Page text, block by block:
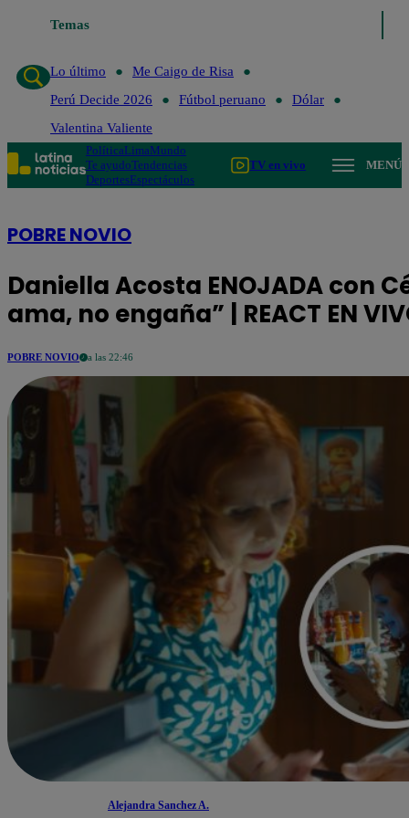
Temas
Lo último Me Caigo de Risa
Lo último
Me Caigo de Risa
Perú Decide 2026
Fútbol peruano
Dólar
Valentina Valiente
PolíticaLimaMundo
Te ayudoTendencias
DeportesEspectáculos
TV en vivo MENÚ
POBRE NOVIO
Daniella Acosta ENOJADA con
ama, no engaña” | REACT EN
POBRE NOVIO a las 22:46
Alejandra Sanchez A.